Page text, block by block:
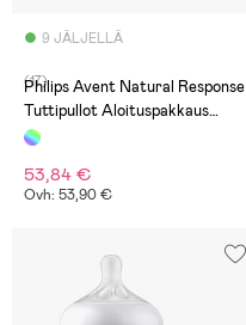
9 JÄLJELLÄ
(17)
Philips Avent Natural Response
Tuttipullot Aloituspakkaus
Vastasyntyneelle
53,84 €
Ovh: 53,90 €